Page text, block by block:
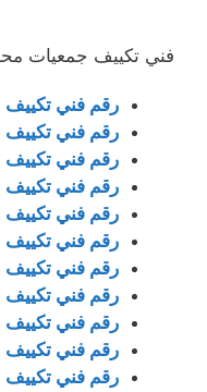
فني تكييف جمعيات
رقم فني تكييف
رقم فني تكييف
رقم فني تكييف
رقم فني تكييف
رقم فني تكييف
رقم فني تكييف
رقم فني تكييف
رقم فني تكييف
رقم فني تكييف
رقم فني تكييف
رقم فني تكييف